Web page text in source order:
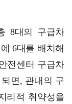
용 창…
전남광주특별시, 영농형태양광 추진 위한 시·군 실무 간…
8대의 구급차
6대를 배치해
전센터 구급차
면, 관내의 구
리적 취약성을